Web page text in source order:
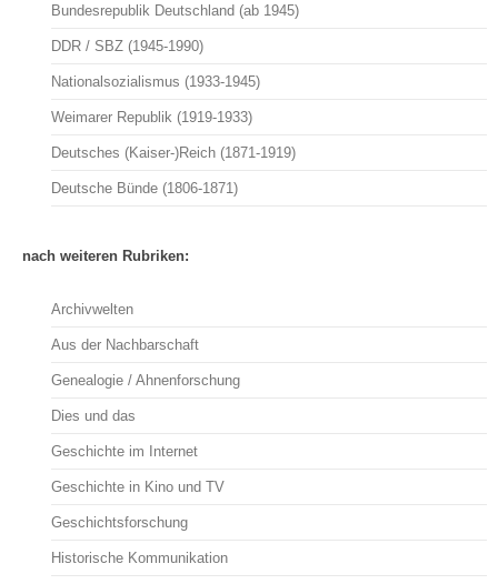
Bundesrepublik Deutschland (ab 1945)
DDR / SBZ (1945-1990)
Nationalsozialismus (1933-1945)
Weimarer Republik (1919-1933)
Deutsches (Kaiser-)Reich (1871-1919)
Deutsche Bünde (1806-1871)
nach weiteren Rubriken:
Archivwelten
Aus der Nachbarschaft
Genealogie / Ahnenforschung
Dies und das
Geschichte im Internet
Geschichte in Kino und TV
Geschichtsforschung
Historische Kommunikation